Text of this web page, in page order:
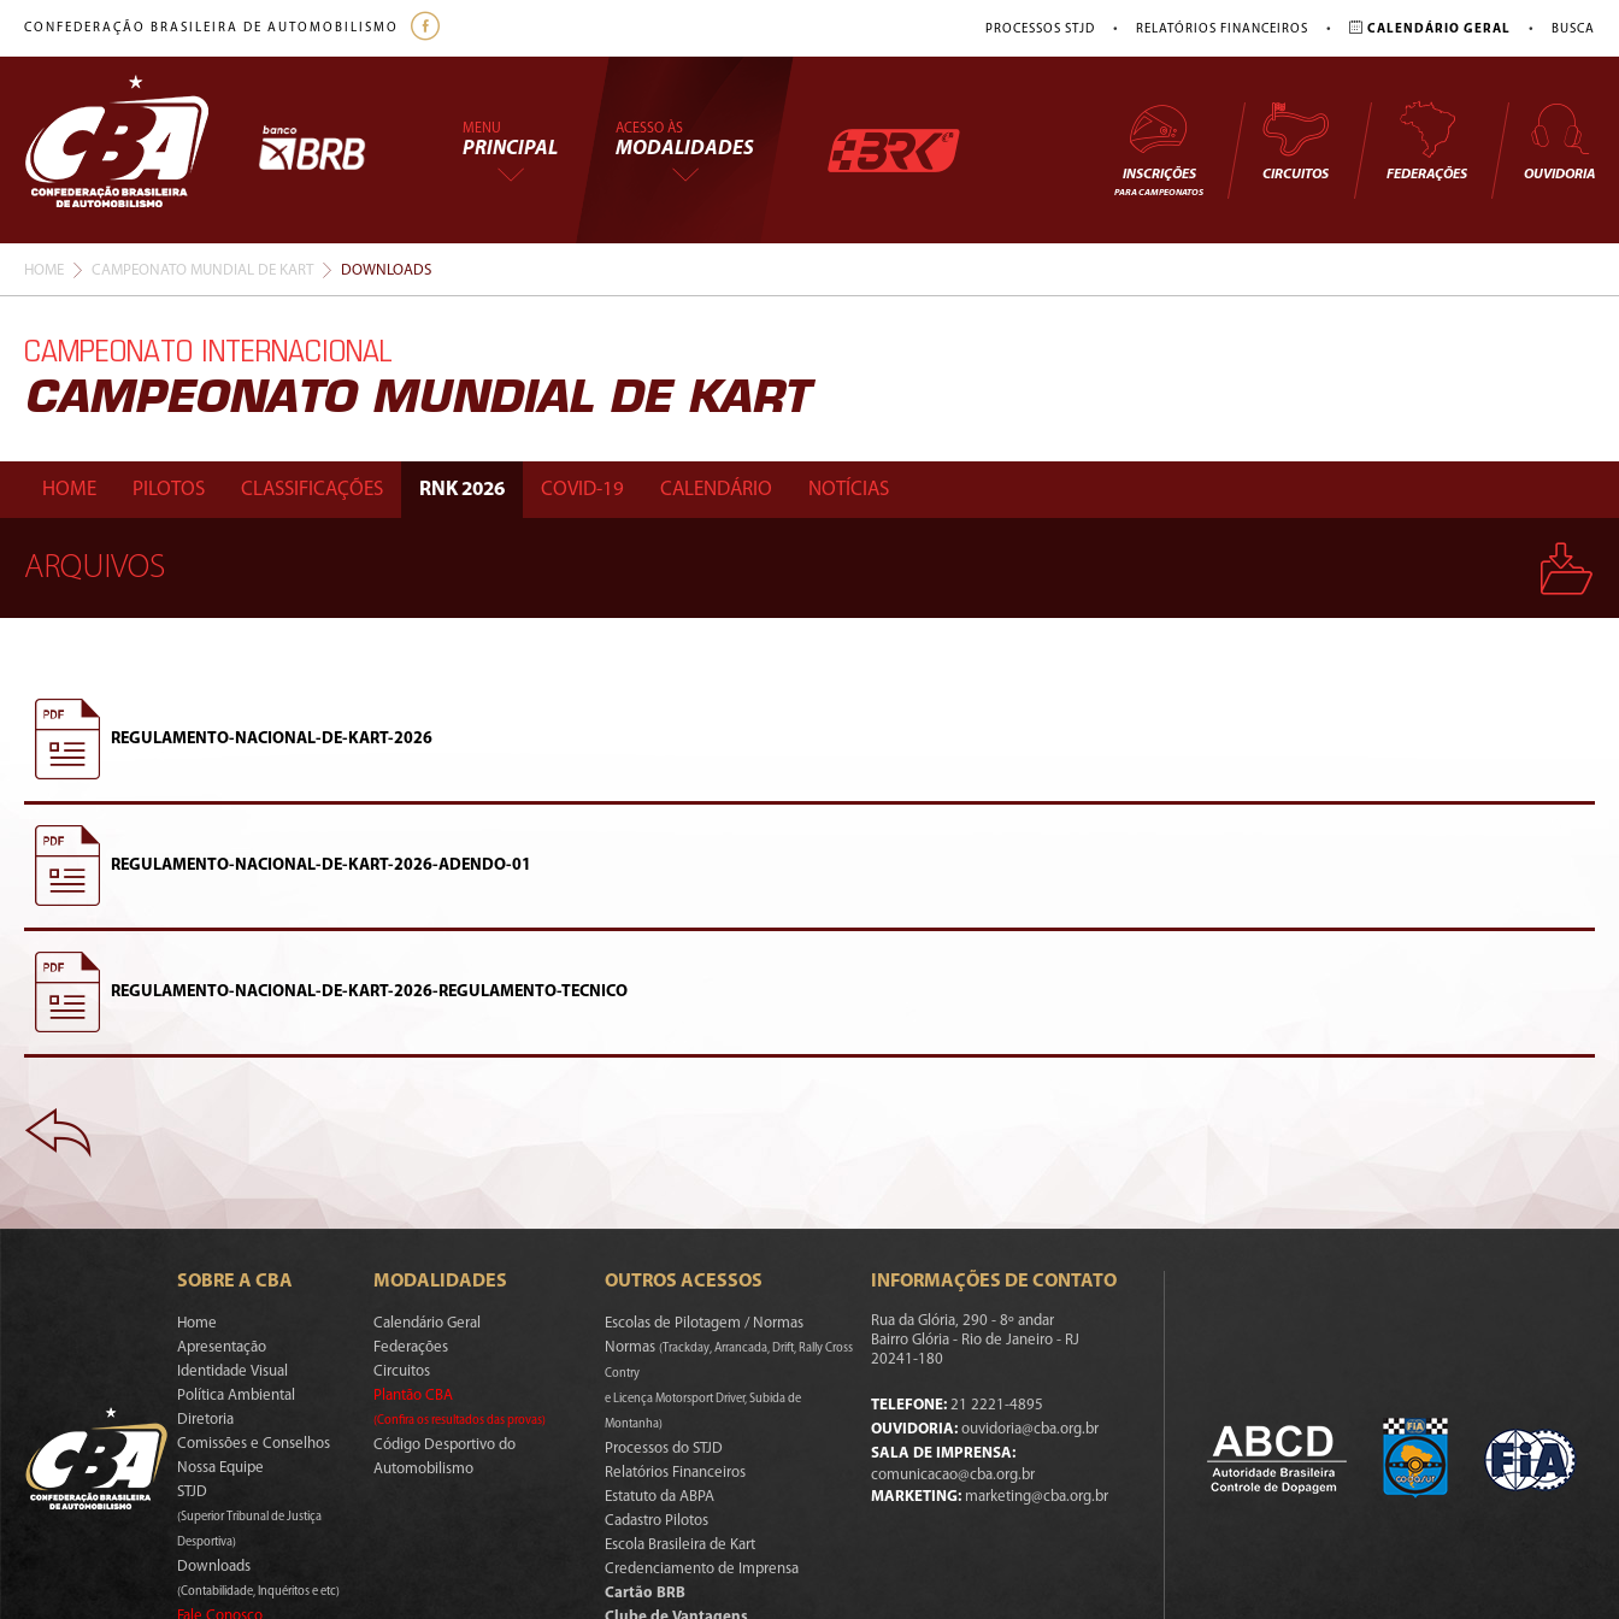
CONFEDERAÇÃO BRASILEIRA DE AUTOMOBILISMO PROCESSOS STJD • RELATÓRIOS FINANCEIROS • CALENDÁRIO GERAL • BUSCA
MENU
PRINCIPAL
ACESSO ÀS
MODALIDADES
INSCRIÇÕES
PARA CAMPEONATOS
CIRCUITOS FEDERAÇÕES OUVIDORIA
HOME CAMPEONATO MUNDIAL DE KART DOWNLOADS
CAMPEONATO INTERNACIONAL
CAMPEONATO MUNDIAL DE KART
HOME PILOTOS CLASSIFICAÇÕES RNK 2026 COVID-19 CALENDÁRIO NOTÍCIAS
ARQUIVOS
REGULAMENTO-NACIONAL-DE-KART-2026
REGULAMENTO-NACIONAL-DE-KART-2026-ADENDO-01
REGULAMENTO-NACIONAL-DE-KART-2026-REGULAMENTO-TECNICO
SOBRE A CBA
Home
Apresentação
Identidade Visual
Política Ambiental
Diretoria
Comissões e Conselhos
Nossa Equipe
STJD
(Superior Tribunal de Justiça
Desportiva)
Downloads
(Contabilidade, Inquéritos e etc)
MODALIDADES
Calendário Geral
Federações
Circuitos
Plantão CBA
(Confira os resultados das provas)
Código Desportivo do
Automobilismo
OUTROS ACESSOS
Escolas de Pilotagem / Normas
Normas(Trackday, Arrancada, Drift, Rally Cross
Contry
e Licença Motorsport Driver, Subida de
Montanha)
Processos do STJD
Relatórios Financeiros
Estatuto da ABPA
Cadastro Pilotos
Escola Brasileira de Kart
Credenciamento de Imprensa
Cartão BRB
INFORMAÇÕES DE CONTATO
Rua da Glória, 290 - 8º andar
Bairro Glória - Rio de Janeiro - RJ
20241-180
TELEFONE: 21 2221-4895
OUVIDORIA: ouvidoria@cba.org.br
SALA DE IMPRENSA:
comunicacao@cba.org.br
MARKETING: marketing@cba.org.br